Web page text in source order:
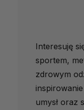
Interesuję
sportem,
zdrowym
umysł oraz